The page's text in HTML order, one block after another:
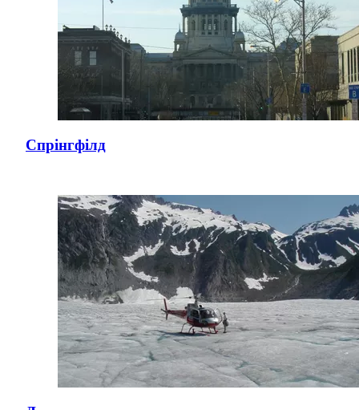
Спрінгфілд